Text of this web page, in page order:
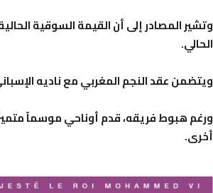
الحالي.
ويتضمن عقد النجم المغربي مع ناديه الإسباني
أخرى.